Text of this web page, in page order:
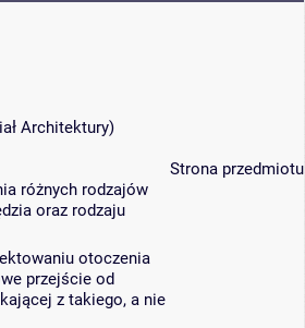
Architektury)
różnych rodzajów
oraz rodzaju
otoczenia
przejście od
z takiego, a nie
Strona przedmiotu